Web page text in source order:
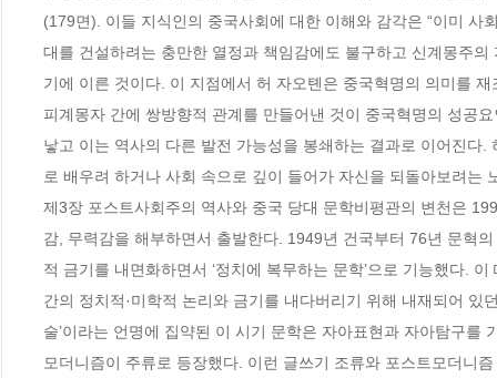
(179면). 이들 지식인의 중국사회에 대한 이해와 감각은 “이미
대를 건설하려는 충만한 열정과 책임감에도 불구하고 신계몽주
기에 이른 것이다. 이 지점에서 허 자오톈은 중국혁명의 의미를
피계몽자 간에 쌍방향적 관계를 만들어낸 것이 중국혁명의 성공
낳고 이는 역사의 다른 발전 가능성을 봉쇄하는 결과로 이어진다
로 배우려 하거나 사회 속으로 깊이 들어가 자신을 되돌아보려는
제3장 포스트사회주의 역사와 중국 당대 문학비평관의 변천은
감, 무력감을 해부하면서 출발한다. 1949년 건국부터 76년 문혁
적 금기를 내면화하면서 ‘정치에 복무하는 문학’으로 기능했다.
간의 정치적·미학적 논리와 금기를 내다버리기 위해 내재되어 있
술’이라는 언명에 집약된 이 시기 문학은 자아표현과 자아탐구
모더니즘이 주류로 등장했다. 이런 글쓰기 조류와 포스트모더니